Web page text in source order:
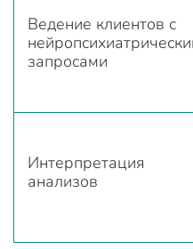
Ведение клиентов с
запросами
Интерпретация
анализов